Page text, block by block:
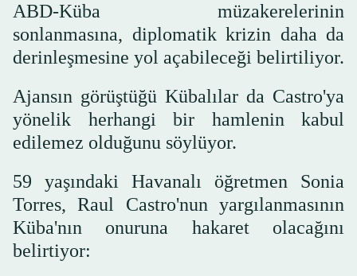
ABD-Küba müzakerelerinin
sonlanmasına, diplomatik krizin daha da
derinleşmesine yol açabileceği belirtiliyor.
Ajansın görüştüğü Kübalılar da Castro'ya
yönelik herhangi bir hamlenin kabul
edilemez olduğunu söylüyor.
59 yaşındaki Havanalı öğretmen Sonia
Torres, Raul Castro'nun yargılanmasının
Küba'nın onuruna hakaret olacağını
belirtiyor: